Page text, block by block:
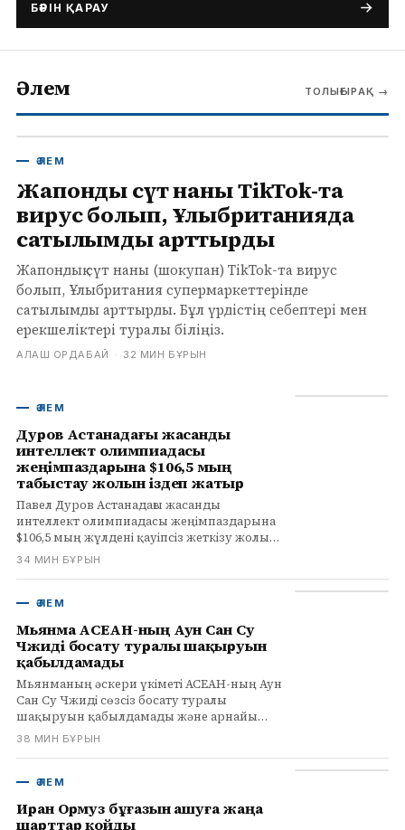
БӘРІН ҚАРАУ
Әлем ТОЛЫҒЫРАҚ →
ӘЛЕМ
Жапондық сүт наны TikTok-та
вирус болып, Ұлыбританияда
сатылымды арттырды
Жапондық сүт наны (шокупан) TikTok-та вирус
болып, Ұлыбритания супермаркеттерінде
сатылымды арттырды. Бұл үрдістің себептері мен
ерекшеліктері туралы біліңіз.
АЛАШ ОРДАБАЙ · 32 МИН БҰРЫН
ӘЛЕМ
Дуров Астанадағы жасанды
интеллект олимпиадасы
жеңімпаздарына $106,5 мың
табыстау жолын іздеп жатыр
Павел Дуров Астанадағы жасанды
интеллект олимпиадасы жеңімпаздарына
$106,5 мың жүлдені қауіпсіз жеткізу жолын
іздеп жатыр. Ресейлік команда жеңді,
34 МИН БҰРЫН
ӘЛЕМ
Мьянма АСЕАН-ның Аун Сан Су
Чжиді босату туралы шақыруын
қабылдамады
Мьянманың әскери үкіметі АСЕАН-ның Аун
Сан Су Чжиді сөзсіз босату туралы
шақыруын қабылдамады және арнайы
өкіл қажеттігін жоққа шығарды, заңды
38 МИН БҰРЫН
ӘЛЕМ
Иран Ормуз бұғазын ашуға жаңа
шарттар қойды